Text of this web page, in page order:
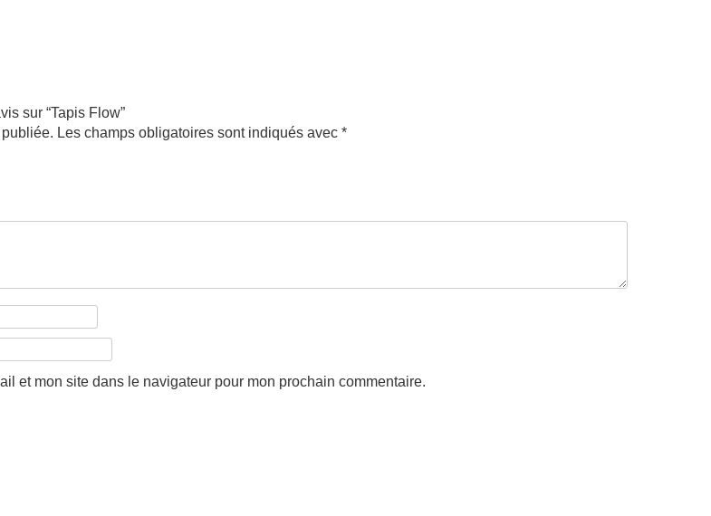
sur “Tapis Flow”
Les champs obligatoires sont indiqués avec *
et mon site dans le navigateur pour mon prochain commentaire.